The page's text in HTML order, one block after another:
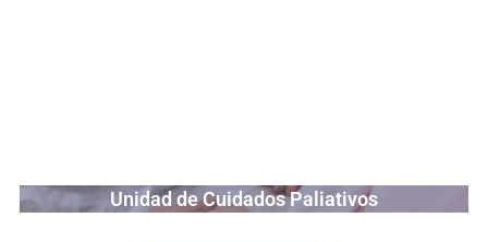
Unidad de Cuidados Paliativos